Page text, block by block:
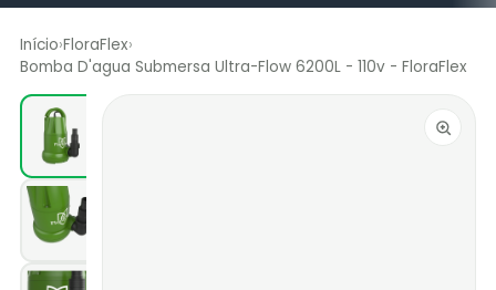
Início›FloraFlex›
Bomba D'agua Submersa Ultra-Flow 6200L - 110v - FloraFlex